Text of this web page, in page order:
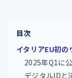
目次
イタリアEU初
2025年Q1に
デジタルIDと